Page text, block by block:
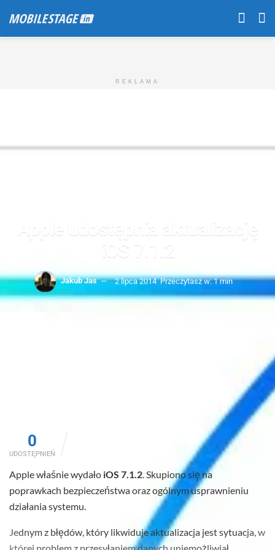
REKLAMA
Jakub Jas 2 lipca 2014 Przeczytasz w: 1 min
0
UDOSTĘPNIEŃ
Apple właśnie wydało iOS 7.1.2. Skupiono się na
poprawkach bezpieczeństwa oraz ogólnym usprawnieniu
działania systemu.
Jednym z błędów, który likwiduje aktualizacja jest sytuacja, w